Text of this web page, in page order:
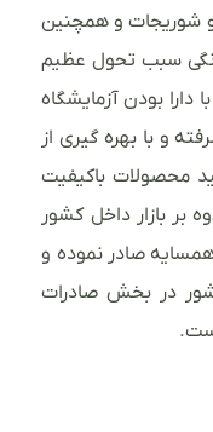
و شوریجات و همچنین
سبب تحول عظیم
بودن آزمایشگاه
و با بهره گیری از
محصولات باکیفیت
بر بازار داخل کشور
صادر نموده و
در بخش صادرات